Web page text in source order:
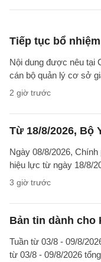
Tiếp tục bổ
Nội dung được nêu tại
cán bộ quản lý cơ sở
2 giờ trước
Từ 18/8/2026,
Ngày 08/8/2026,
hiệu lực từ ngày 18/8/
3 giờ trước
Bản tin dành cho
Tuần từ 03/8 - 09/8/
từ 03/8 - 09/8/2026